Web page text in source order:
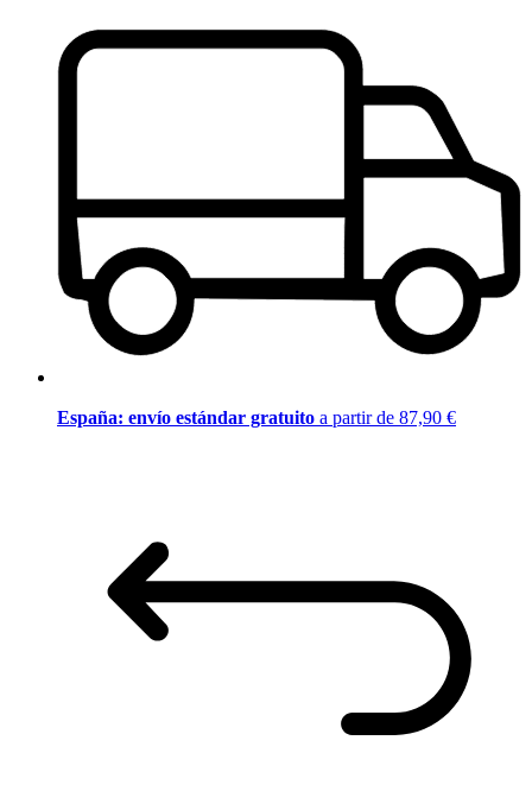
España: envío estándar gratuito a partir de 87,90 €